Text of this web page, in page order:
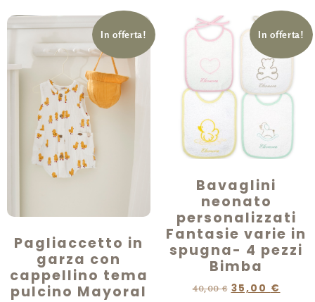
In offerta!
Pagliaccetto in
garza con
cappellino tema
pulcino Mayoral
In offerta!
Bavaglini
neonato
personalizzati
Fantasie varie in
spugna- 4 pezzi
Bimba
40,00€ 35,00 €